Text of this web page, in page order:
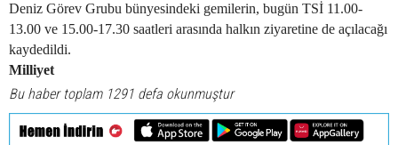
Deniz Görev Grubu bünyesindeki gemilerin, bugün TSİ 11.00-
13.00 ve 15.00-17.30 saatleri arasında halkın ziyaretine de açılacağı
kaydedildi.
Milliyet
Bu haber toplam 1291 defa okunmuştur